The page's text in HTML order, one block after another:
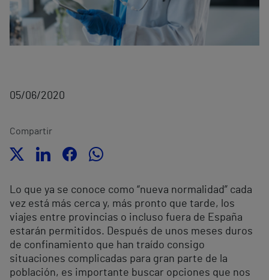
05/06/2020
Compartir
Lo que ya se conoce como “nueva normalidad” cada
vez está más cerca y, más pronto que tarde, los
viajes entre provincias o incluso fuera de España
estarán permitidos. Después de unos meses duros
de confinamiento que han traído consigo
situaciones complicadas para gran parte de la
población, es importante buscar opciones que nos